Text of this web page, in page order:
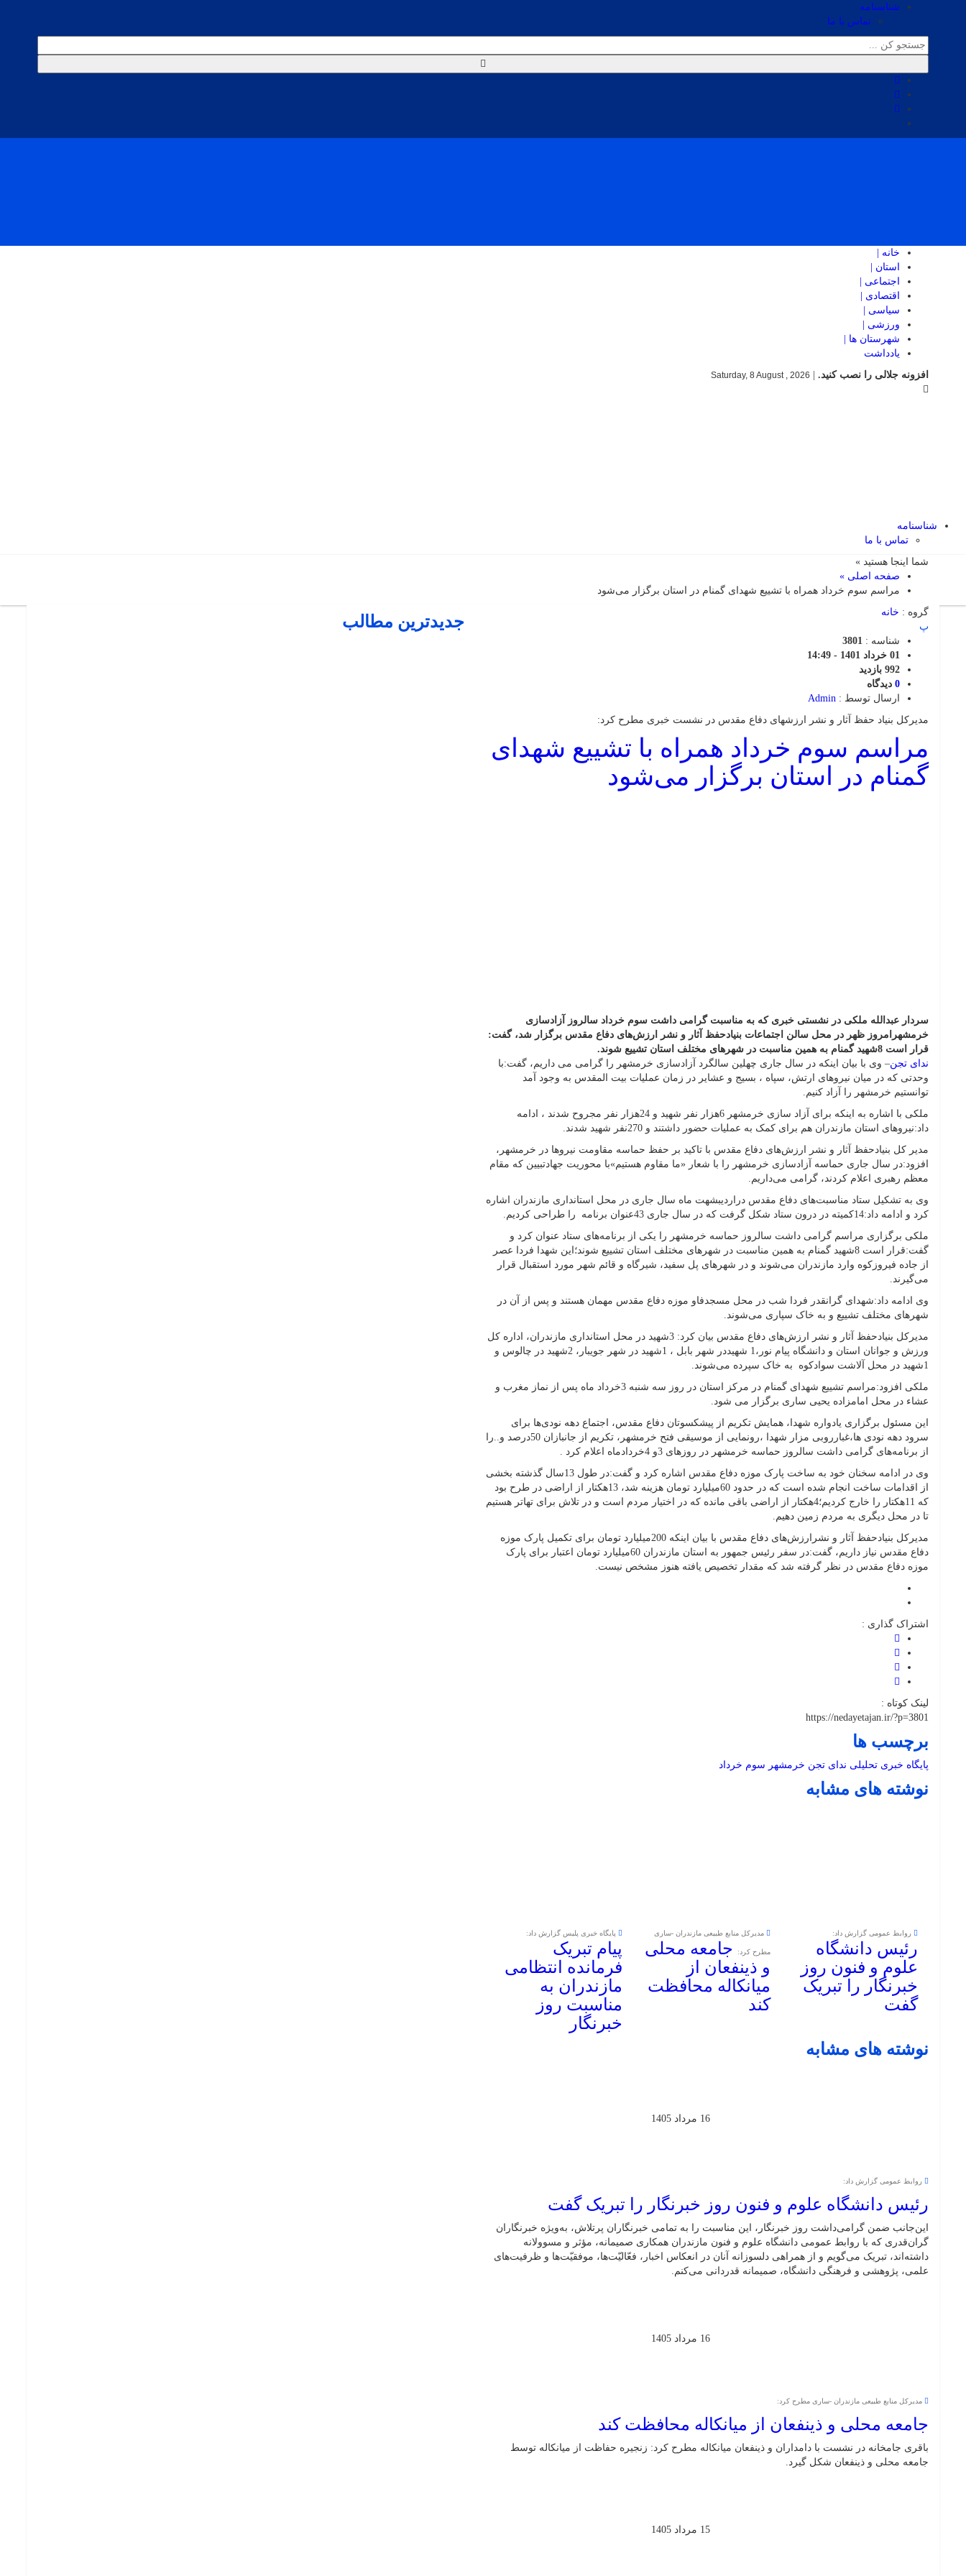
شناسنامه
تماس با ما
خانه |
استان |
اجتماعی |
اقتصادی |
سیاسی |
ورزشی |
شهرستان ها |
یادداشت
افزونه جلالی را نصب کنید.
Saturday, 8 August , 2026
شناسنامه
تماس با ما
شما اینجا هستید »
صفحه اصلی »
مراسم سوم خرداد همراه با تشییع شهدای گمنام در استان برگزار می‌شود
گروه : خانه
پ
شناسه : 3801
01 خرداد 1401 - 14:49
992 بازدید
0 دیدگاه
ارسال توسط : Admin
مدیرکل بنیاد حفظ آثار و نشر ارزشهای دفاع مقدس در نشست خبری مطرح کرد:
مراسم سوم خرداد همراه با تشییع شهدای
گمنام در استان برگزار می‌شود
سردار عبدالله ملکی در نشستی خبری که به مناسبت گرامی داشت سوم خرداد سالروز آزادسازی
خرمشهرامروز ظهر در محل سالن اجتماعات بنیادحفظ آثار و نشر ارزش‌های دفاع مقدس برگزار شد، گفت:
قرار است 8شهید گمنام به همین مناسبت در شهرهای مختلف استان تشییع شوند.
ندای تجن– وی با بیان اینکه در سال جاری چهلین سالگرد آزادسازی خرمشهر را گرامی می داریم، گفت:با
وحدتی که در میان نیروهای ارتش، سپاه ، بسیج و عشایر در زمان عملیات بیت المقدس به وجود آمد
توانستیم خرمشهر را آزاد کنیم.
ملکی با اشاره به اینکه برای آزاد سازی خرمشهر 6هزار نفر شهید و 24هزار نفر مجروح شدند ، ادامه
داد:نیروهای استان مازندران هم برای کمک به عملیات حضور داشتند و 270نفر شهید شدند.
مدیر کل بنیادحفظ آثار و نشر ارزش‌های دفاع مقدس با تاکید بر حفظ حماسه مقاومت نیروها در خرمشهر،
افزود:در سال جاری حماسه آزادسازی خرمشهر را با شعار «ما مقاوم هستیم»با محوریت جهادتبیین که مقام
معظم رهبری اعلام کردند، گرامی می‌داریم.
وی به تشکیل ستاد مناسبت‌های دفاع مقدس دراردیبشهت ماه سال جاری در محل استانداری مازندران اشاره
کرد و ادامه داد:14کمیته در درون ستاد شکل گرفت که در سال جاری 43عنوان برنامه را طراحی کردیم.
ملکی برگزاری مراسم گرامی داشت سالروز حماسه خرمشهر را یکی از برنامه‌های ستاد عنوان کرد و
گفت:قرار است 8شهید گمنام به همین مناسبت در شهرهای مختلف استان تشییع شوند؛این شهدا فردا عصر
از جاده فیروزکوه وارد مازندران می‌شوند و در شهرهای پل سفید، شیرگاه و قائم شهر مورد استقبال قرار
می‌گیرند.
وی ادامه داد:شهدای گرانقدر فردا شب در محل مسجدفاو موزه دفاع مقدس مهمان هستند و پس از آن در
شهرهای مختلف تشییع و به خاک سپاری می‌شوند.
مدیرکل بنیادحفظ آثار و نشر ارزش‌های دفاع مقدس بیان کرد: 3شهید در محل استانداری مازندران، اداره کل
ورزش و جوانان استان و دانشگاه پیام نور،1 شهیددر شهر بابل ، 1شهید در شهر جویبار، 2شهید در چالوس و
1شهید در محل آلاشت سوادکوه به خاک سپرده می‌شوند.
ملکی افزود:مراسم تشییع شهدای گمنام در مرکز استان در روز سه شنبه 3خرداد ماه پس از نماز مغرب و
عشاء در محل امامزاده یحیی ساری برگزار می شود.
این مسئول برگزاری یادواره شهدا، همایش تکریم از پیشکسوتان دفاع مقدس، اجتماع دهه نودی‌ها برای
سرود دهه نودی ها،غبارروبی مزار شهدا ،رونمایی از موسیقی فتح خرمشهر، تکریم از جانبازان 50درصد و..را
از برنامه‌های گرامی داشت سالروز حماسه خرمشهر در روزهای 3و 4خردادماه اعلام کرد .
وی در ادامه سخنان خود به ساخت پارک موزه دفاع مقدس اشاره کرد و گفت:در طول 13سال گذشته بخشی
از اقدامات ساخت انجام شده است که در حدود 60میلیارد تومان هزینه شد، 13هکتار از اراضی در طرح بود
که 11هکتار را خارج کردیم؛4هکتار از اراضی باقی مانده که در اختیار مردم است و در تلاش برای تهاتر هستیم
تا در محل دیگری به مردم زمین دهیم.
مدیرکل بنیادحفظ آثار و نشرارزش‌های دفاع مقدس با بیان اینکه 200میلیارد تومان برای تکمیل پارک موزه
دفاع مقدس نیاز داریم، گفت:در سفر رئیس جمهور به استان مازندران 60میلیارد تومان اعتبار برای پارک
موزه دفاع مقدس در نظر گرفته شد که مقدار تخصیص یافته هنوز مشخص نیست.
اشتراک گذاری :
لینک کوتاه :
https://nedayetajan.ir/?p=3801
برچسب ها
پایگاه خبری تحلیلی ندای تجن خرمشهر سوم خرداد
نوشته های مشابه
روابط عمومی گزارش داد:
رئیس دانشگاه
علوم و فنون روز
خبرنگار را تبریک
گفت
مدیرکل منابع طبیعی مازندران -ساری
مطرح کرد:
جامعه محلی
و ذینفعان از
میانکاله محافظت
کند
پایگاه خبری پلیس گزارش داد:
پیام تبریک
فرمانده انتظامی
مازندران به
مناسبت روز
خبرنگار
نوشته های مشابه
16 مرداد 1405
روابط عمومی گزارش داد:
رئیس دانشگاه علوم و فنون روز خبرنگار را تبریک گفت
این‌جانب ضمن گرامی‌داشت روز خبرنگار، این مناسبت را به تمامی خبرنگاران پرتلاش، به‌ویژه خبرنگاران
گران‌قدری که با روابط عمومی دانشگاه علوم و فنون مازندران همکاری صمیمانه، مؤثر و مسوولانه
داشته‌اند، تبریک می‌گویم و از همراهی دلسوزانه آنان در انعکاس اخبار، فعّالیّت‌ها، موفقیّت‌ها و ظرفیت‌های
علمی، پژوهشی و فرهنگی دانشگاه، صمیمانه قدردانی می‌کنم.
16 مرداد 1405
مدیرکل منابع طبیعی مازندران -ساری مطرح کرد:
جامعه محلی و ذینفعان از میانکاله محافظت کند
باقری جامخانه در نشست با دامداران و ذینفعان میانکاله مطرح کرد: زنجیره حفاظت از میانکاله توسط
جامعه محلی و ذینفعان شکل گیرد.
15 مرداد 1405
جدیدترین مطالب